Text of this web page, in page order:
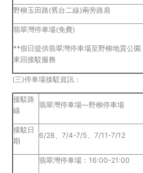
野柳玉田路(舊台二線)兩旁路肩
翡翠灣停車場(免費)
**假日提供翡翠灣停車場至野柳地質公園
來回接駁服務
(三)停車場接駁資訊：
接駁路
線
翡翠灣停車場—野柳停車場
接駁日
期
6/28、7/4-7/5、7/11-7/12
翡翠灣停車場：16:00-21:00